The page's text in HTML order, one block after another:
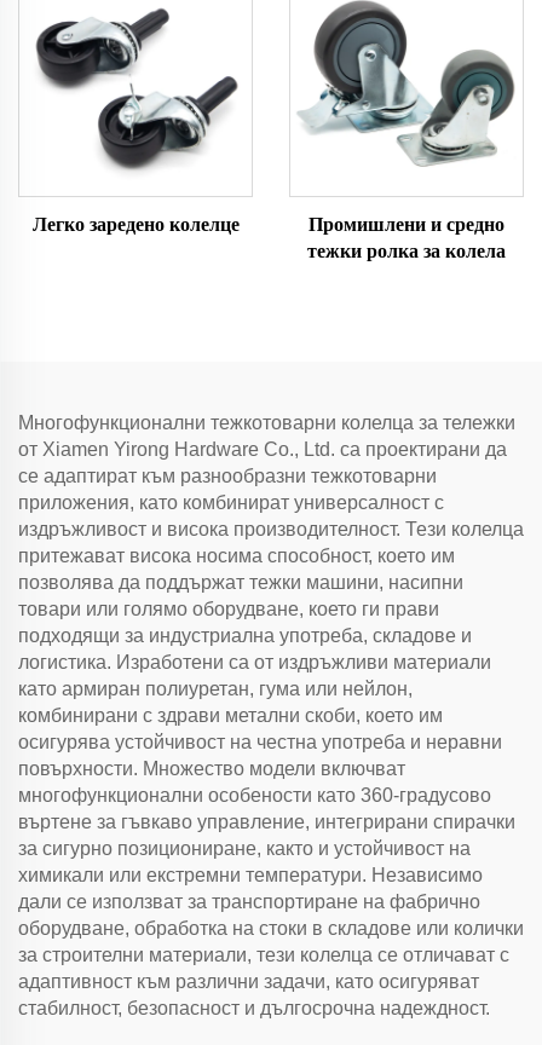
Легко заредено колелце
Промишлени и средно
тежки ролка за колела
Многофункционални тежкотоварни колелца за тележки
от Xiamen Yirong Hardware Co., Ltd. са проектирани да
се адаптират към разнообразни тежкотоварни
приложения, като комбинират универсалност с
издръжливост и висока производителност. Тези колелца
притежават висока носима способност, което им
позволява да поддържат тежки машини, насипни
товари или голямо оборудване, което ги прави
подходящи за индустриална употреба, складове и
логистика. Изработени са от издръжливи материали
като армиран полиуретан, гума или нейлон,
комбинирани с здрави метални скоби, което им
осигурява устойчивост на честна употреба и неравни
повърхности. Множество модели включват
многофункционални особености като 360-градусово
въртене за гъвкаво управление, интегрирани спирачки
за сигурно позициониране, както и устойчивост на
химикали или екстремни температури. Независимо
дали се използват за транспортиране на фабрично
оборудване, обработка на стоки в складове или колички
за строителни материали, тези колелца се отличават с
адаптивност към различни задачи, като осигуряват
стабилност, безопасност и дългосрочна надеждност.